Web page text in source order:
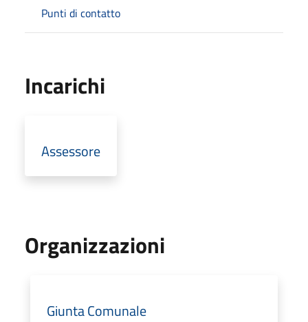
Punti di contatto
Incarichi
Assessore
Organizzazioni
Giunta Comunale